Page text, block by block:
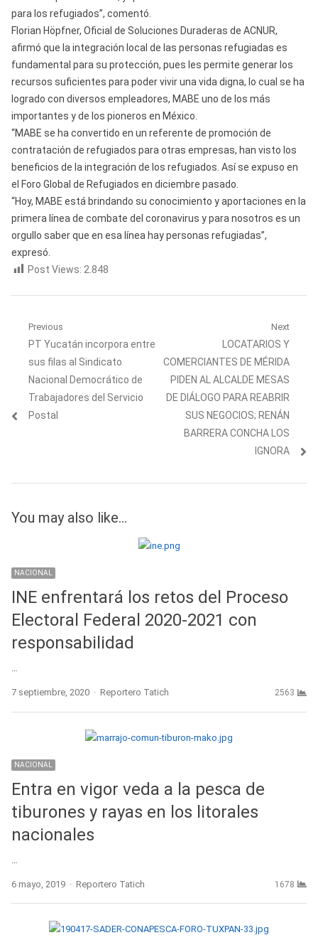
para los refugiados”, comentó.
Florian Höpfner, Oficial de Soluciones Duraderas de ACNUR,
afirmó que la integración local de las personas refugiadas es
fundamental para su protección, pues les permite generar los
recursos suficientes para poder vivir una vida digna, lo cual se ha
logrado con diversos empleadores, MABE uno de los más
importantes y de los pioneros en México.
“MABE se ha convertido en un referente de promoción de
contratación de refugiados para otras empresas, han visto los
beneficios de la integración de los refugiados. Así se expuso en
el Foro Global de Refugiados en diciembre pasado.
“Hoy, MABE está brindando su conocimiento y aportaciones en la
primera línea de combate del coronavirus y para nosotros es un
orgullo saber que en esa línea hay personas refugiadas”,
expresó.
Post Views: 2.848
Navegación
de
entradas
Previous
Previous
post:
PT Yucatán incorpora entre
sus filas al Sindicato
Nacional Democrático de
Trabajadores del Servicio
Postal
Next
Next
post:
LOCATARIOS Y
COMERCIANTES DE MÉRIDA
PIDEN AL ALCALDE MESAS
DE DIÁLOGO PARA REABRIR
SUS NEGOCIOS; RENÁN
BARRERA CONCHA LOS
IGNORA
You may also like...
NACIONAL
INE enfrentará los retos del Proceso
Electoral Federal 2020-2021 con
responsabilidad
7 septiembre, 2020 Author
Reportero Tatich 2563
NACIONAL
Entra en vigor veda a la pesca de
tiburones y rayas en los litorales
nacionales
6 mayo, 2019 Author
Reportero Tatich 1678